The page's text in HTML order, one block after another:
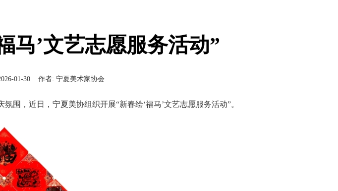
马’文艺志愿服务活动”
01-30 作者: 宁夏美术家协会
，近日，宁夏美协组织开展“新春绘‘福马’文艺志愿服务活动”。